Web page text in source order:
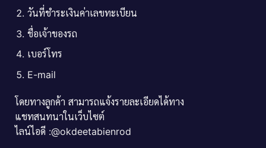
วันที่ชำระเงินค่าเลขทะเบียน
ชื่อเจ้าของรถ
เบอร์โทร
E-mail
โดยทางลูกค้า สามารถแจ้งรายละเอียดได้ทาง
แชทสนทนาในเว็บไซต์
ไลน์ไอดี :@okdeetabienrod